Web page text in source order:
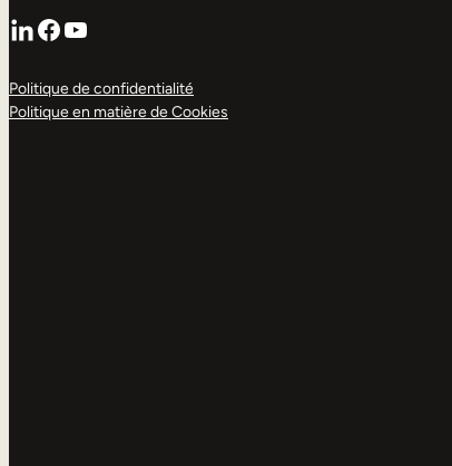
LinkedIn
Facebook
YouTube
Politique de confidentialité
Politique en matière de Cookies